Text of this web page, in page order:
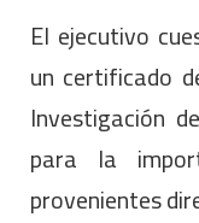
El ejecutivo
un certificado
Investigación
para la
provenientes